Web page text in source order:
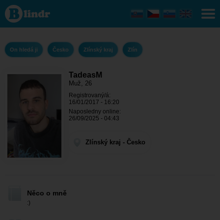
TadeasM
- On
hledá ji
Zlínský
Zlín
On hledá ji Česko Zlínský kraj Zlín
TadeasM
Muž, 26
Registrovaný/á:
16/01/2017 - 16:20
Naposledny online:
26/09/2025 - 04:43
Zlínský kraj - Česko
Něco o mně
:)